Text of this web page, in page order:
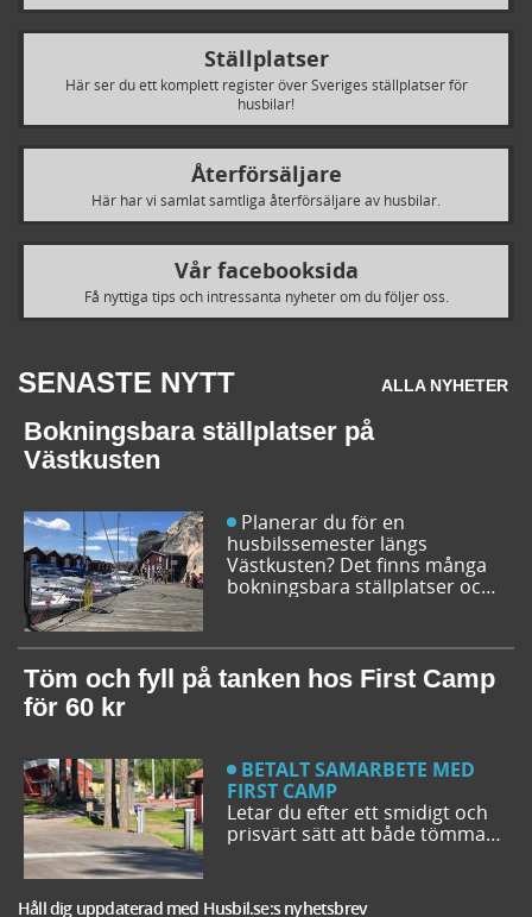
Ställplatser
Här ser du ett komplett register över Sveriges ställplatser för
husbilar!
Återförsäljare
Här har vi samlat samtliga återförsäljare av husbilar.
Vår facebooksida
Få nyttiga tips och intressanta nyheter om du följer oss.
SENASTE NYTT ALLA NYHETER
Bokningsbara ställplatser på
Västkusten
husbilssemester längs
Västkusten? Det finns många
bokningsbara ställplatser och
campingturen. Vi ger dig några
bra förslag på ställplatser och
husbilsplatser så att du kan
Töm och fyll på tanken hos First Camp
för 60 kr
BETALT SAMARBETE MED
FIRST CAMP
Letar du efter ett smidigt och
prisvärt sätt att både tömma
har du möjlighet att svänga in
Håll dig uppdaterad med Husbil.se:s nyhetsbrev